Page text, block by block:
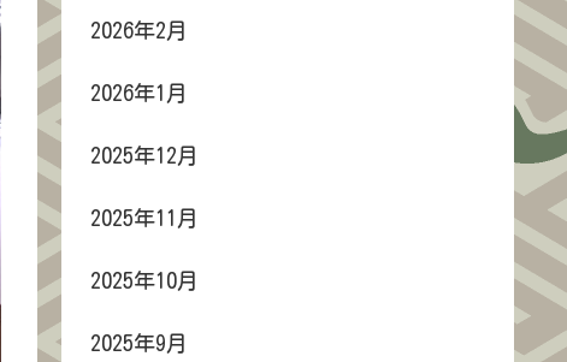
2026年2月
2026年1月
2025年12月
2025年11月
2025年10月
2025年9月